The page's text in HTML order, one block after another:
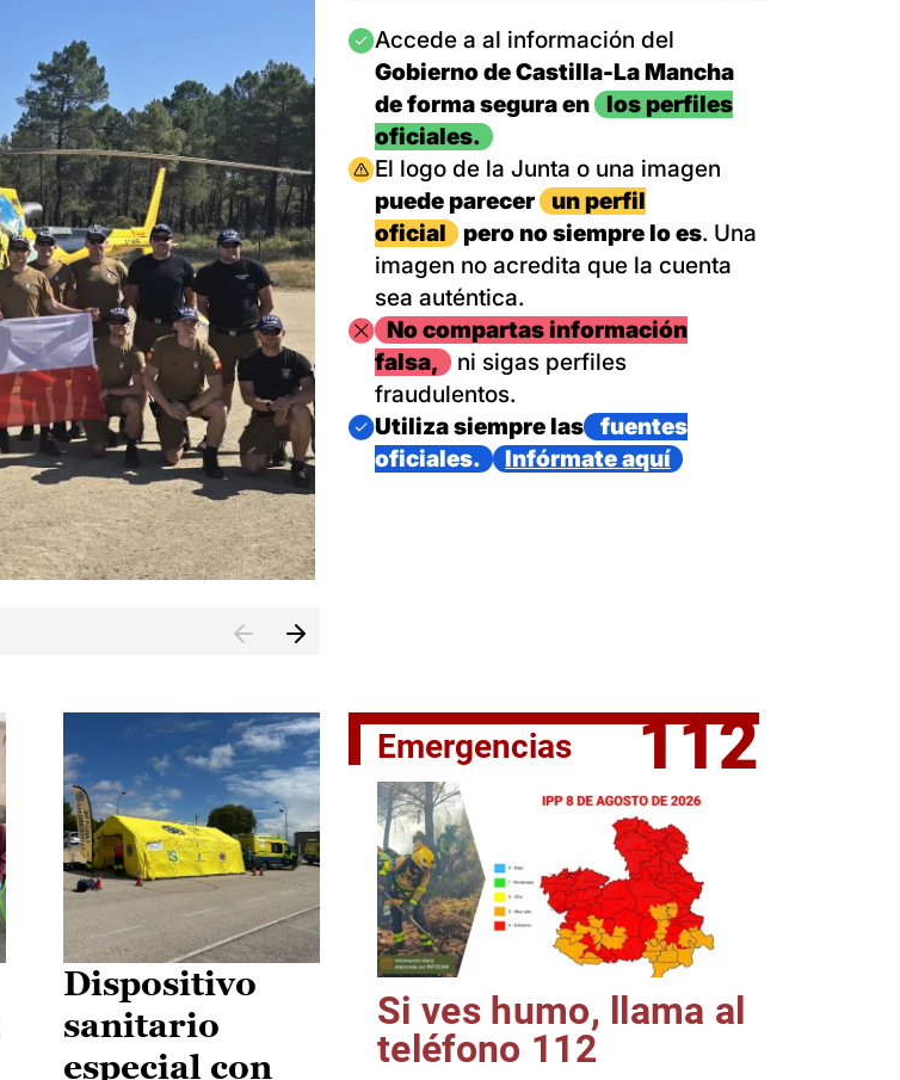
II Vuelta Ciclista CLM LEADER
Imagen
Accede a al información del
Gobierno de Castilla-La Mancha
de forma segura en
los perfiles
oficiales.
Imagen
El logo de la Junta o una imagen
puede parecer
un perfil
oficial
pero no siempre lo es. Una
imagen no acredita que la cuenta
sea auténtica.
ImagenNo compartas información
falsa,
ni sigas perfiles
fraudulentos.
Imagen
Utiliza siempre las
fuentes
oficiales.
Infórmate aquí
Dispositivo
sanitario
especial con
Emergencias 112
Si ves humo, llama al
teléfono 112